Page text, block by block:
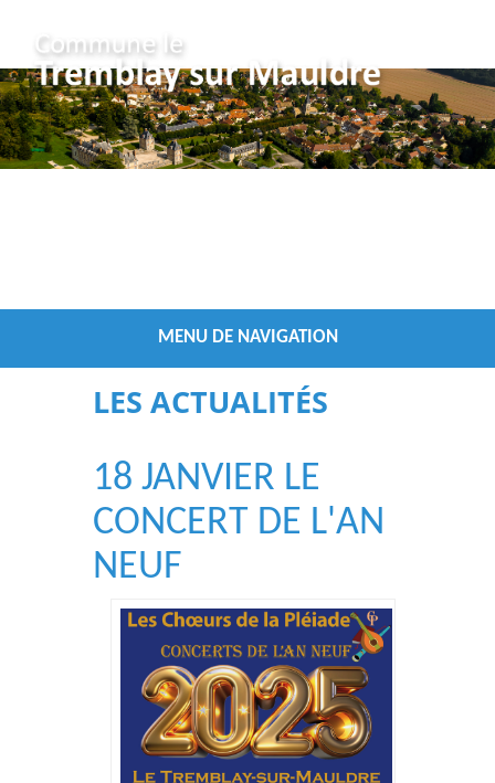
MENU DE NAVIGATION
Vous êtes ici : Accueil /Les Actualités
LES ACTUALITÉS
18 JANVIER LE
CONCERT DE L'AN
NEUF